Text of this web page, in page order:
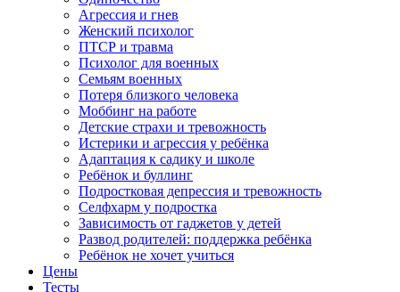
Агрессия и гнев
Женский психолог
ПТСР и травма
Психолог для военных
Семьям военных
Потеря близкого человека
Моббинг на работе
Детские страхи и тревожность
Истерики и агрессия у ребёнка
Адаптация к садику и школе
Ребёнок и буллинг
Подростковая депрессия и тревожность
Селфхарм у подростка
Зависимость от гаджетов у детей
Развод родителей: поддержка ребёнка
Ребёнок не хочет учиться
Цены
Тесты